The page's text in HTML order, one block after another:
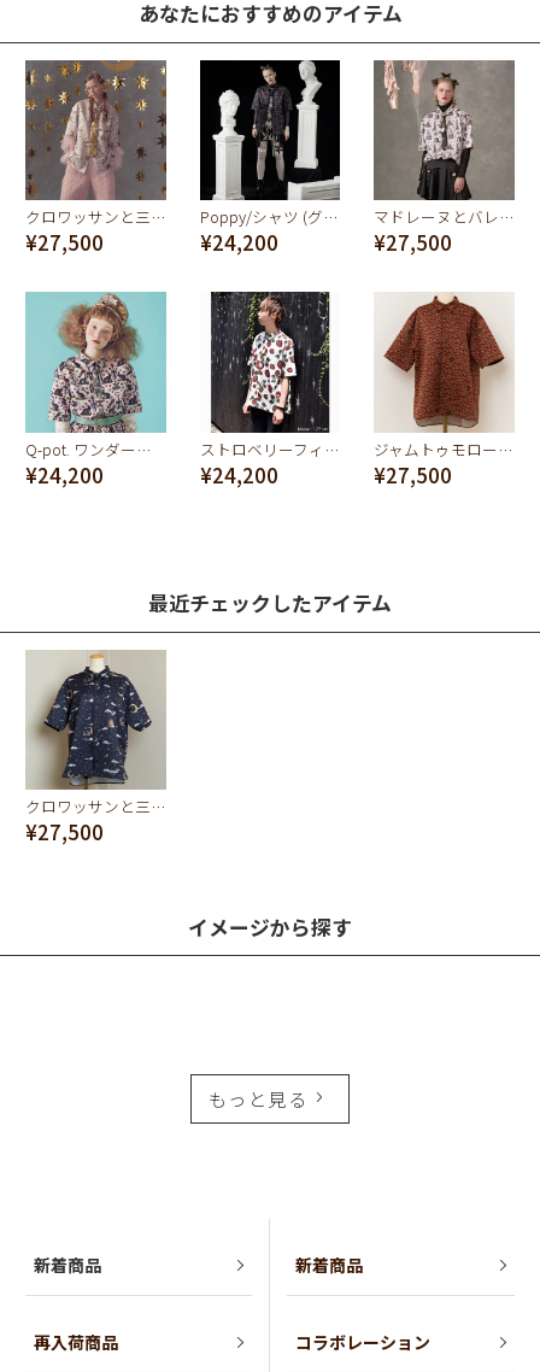
あなたにおすすめのアイテム
クロワッサンと三日月の夢 シャツ（アイボリー）
¥27,500
Poppy/シャツ (グレー)
¥24,200
マドレーヌとバレリーナ ショートスリーブシャツ（プリンセスピンク）
¥27,500
Q-pot. ワンダーランド ショートスリーブシャツ
¥24,200
ストロベリーフィールド ショートスリーブシャツ
¥24,200
ジャムトゥモロー シャツ（ブラウン）
¥27,500
最近チェックしたアイテム
クロワッサンと三日月の夢 シャツ（ネイビー）
¥27,500
イメージから探す
もっと見る
新着商品
再入荷商品
新着商品
コラボレーション